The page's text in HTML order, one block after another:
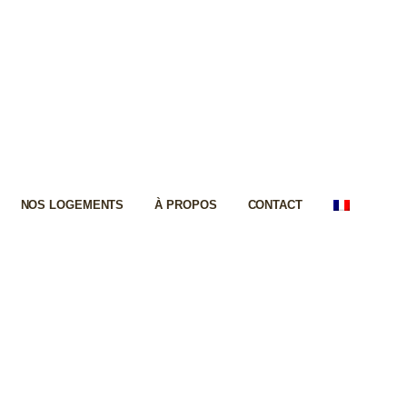
NOS LOGEMENTS À PROPOS CONTACT